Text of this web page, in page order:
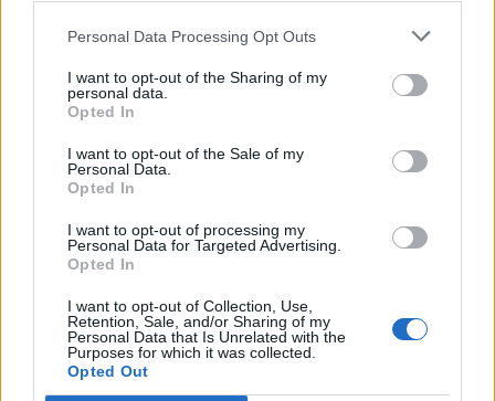
Personal Data Processing Opt Outs
I want to opt-out of the Sharing of my
personal data.
Opted In
I want to opt-out of the Sale of my
Personal Data.
Opted In
I want to opt-out of processing my
Personal Data for Targeted Advertising.
Opted In
I want to opt-out of Collection, Use,
Retention, Sale, and/or Sharing of my
Personal Data that Is Unrelated with the
Purposes for which it was collected.
Opted Out
4
·Ti stimo·Rispondi
5
25 Ottobre 2018 alle ore 07:10
·Ti stimo
Giuditta:Buongiorno stupendo
·Ti stimo·Rispondi
danileone:Buondì
25 Ottobre 2018 alle ore 07:13